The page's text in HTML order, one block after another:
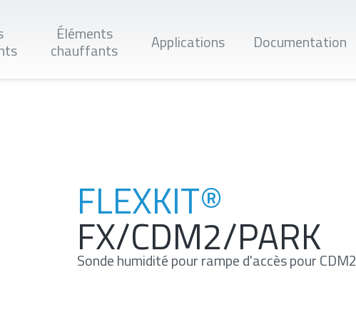
Éléments
chauffants Applications Documentation
FLEXKIT®
FX/CDM2/PARK
Sonde humidité pour rampe d'accès pour CDM2